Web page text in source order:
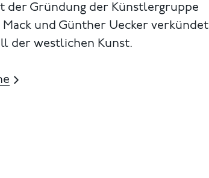
der Gründung der Künstlergruppe
Mack und Günther Uecker verkündet
der westlichen Kunst.